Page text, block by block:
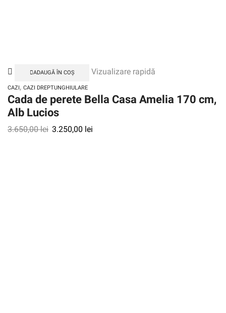
ADAUGĂ ÎN COȘ Vizualizare rapidă
CAZI, CAZI DREPTUNGHIULARE
Cada de perete Bella Casa Amelia 170 cm,
Alb Lucios
3.650,00lei 3.250,00 lei